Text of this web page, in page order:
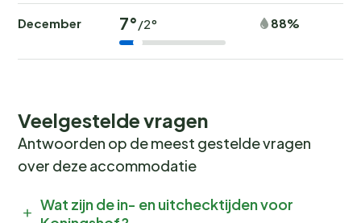
December 7° /2° 88%
Veelgestelde vragen
Antwoorden op de meest gestelde vragen
over deze accommodatie
Wat zijn de in- en uitchecktijden voor